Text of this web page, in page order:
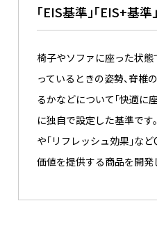
「EIS基準」「EIS+基準
椅子やソファに座った状態
っているときの姿勢、脊椎
るかなどについて「快適に
に独自で設定した基準です。
や「リフレッシュ効果」な
価値を提供する商品を開発